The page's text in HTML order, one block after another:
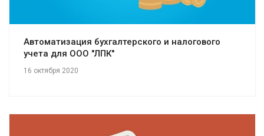
Автоматизация бухгалтерского и налогового
учета для ООО "ЛПК"
16 октября 2020